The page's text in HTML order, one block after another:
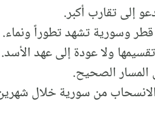
إلى تقارب أكبر.
وسورية تشهد تطوراً ونماء.
ولا عودة إلى عهد الأسد.
المسار الصحيح.
الانسحاب من سورية خلال